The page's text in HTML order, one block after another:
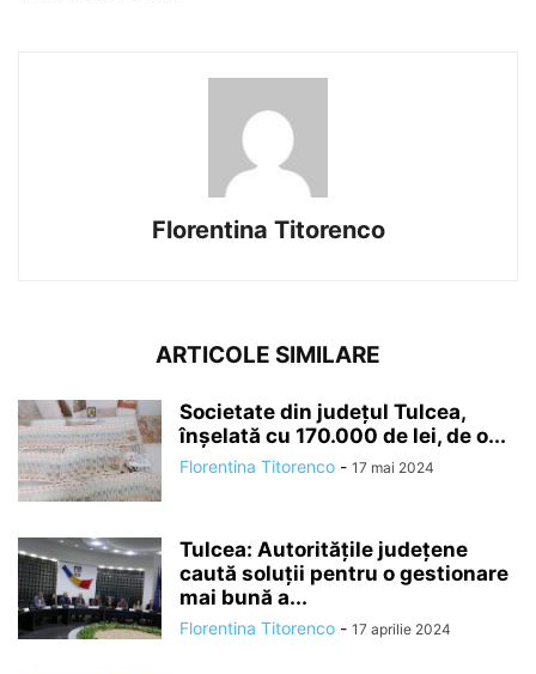
Florentina Titorenco
ARTICOLE SIMILARE
Societate din județul Tulcea,
înșelată cu 170.000 de lei, de o...
Florentina Titorenco - 17 mai 2024
Tulcea: Autoritățile județene
caută soluții pentru o gestionare
mai bună a...
Florentina Titorenco - 17 aprilie 2024